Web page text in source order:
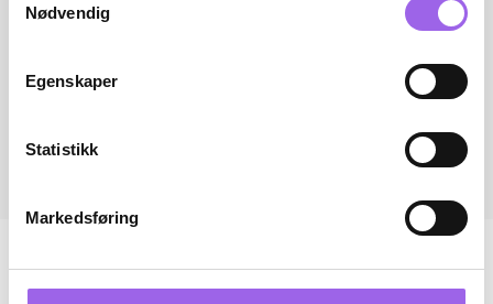
Nødvendig
Egenskaper
Statistikk
Markedsføring